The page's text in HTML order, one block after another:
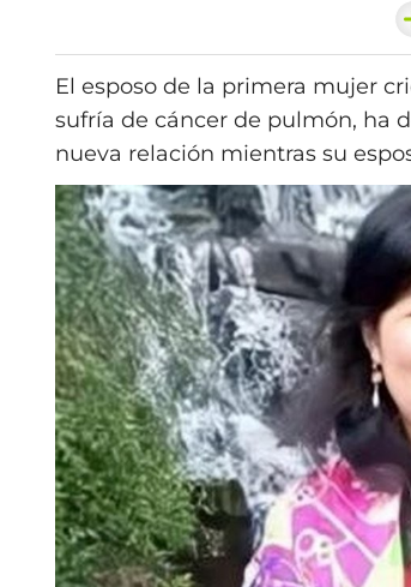
El esposo de la primera mujer
sufría de cáncer de pulmón, ha
nueva relación mientras su